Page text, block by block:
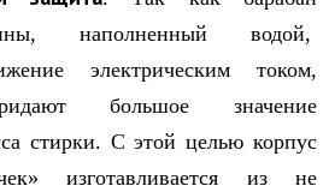
наполненный водой,
электрическим током,
большое значение
стирки. С этой целью корпус
изготавливается из не